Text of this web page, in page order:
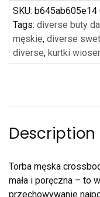
SKU: b645ab605e14
Tags: diverse buty
męskie, diverse
diverse, kurtki
Description
Torba męska
mała i poręczna – to
przechowywanie